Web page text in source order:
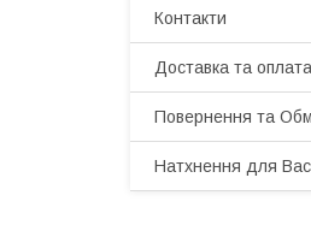
Контакти
Доставка та оплата
Повернення та
Натхнення для Вас